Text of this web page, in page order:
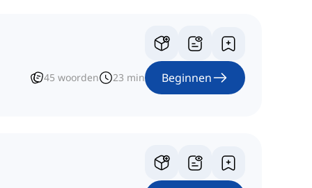
45 woorden 23 min Beginnen